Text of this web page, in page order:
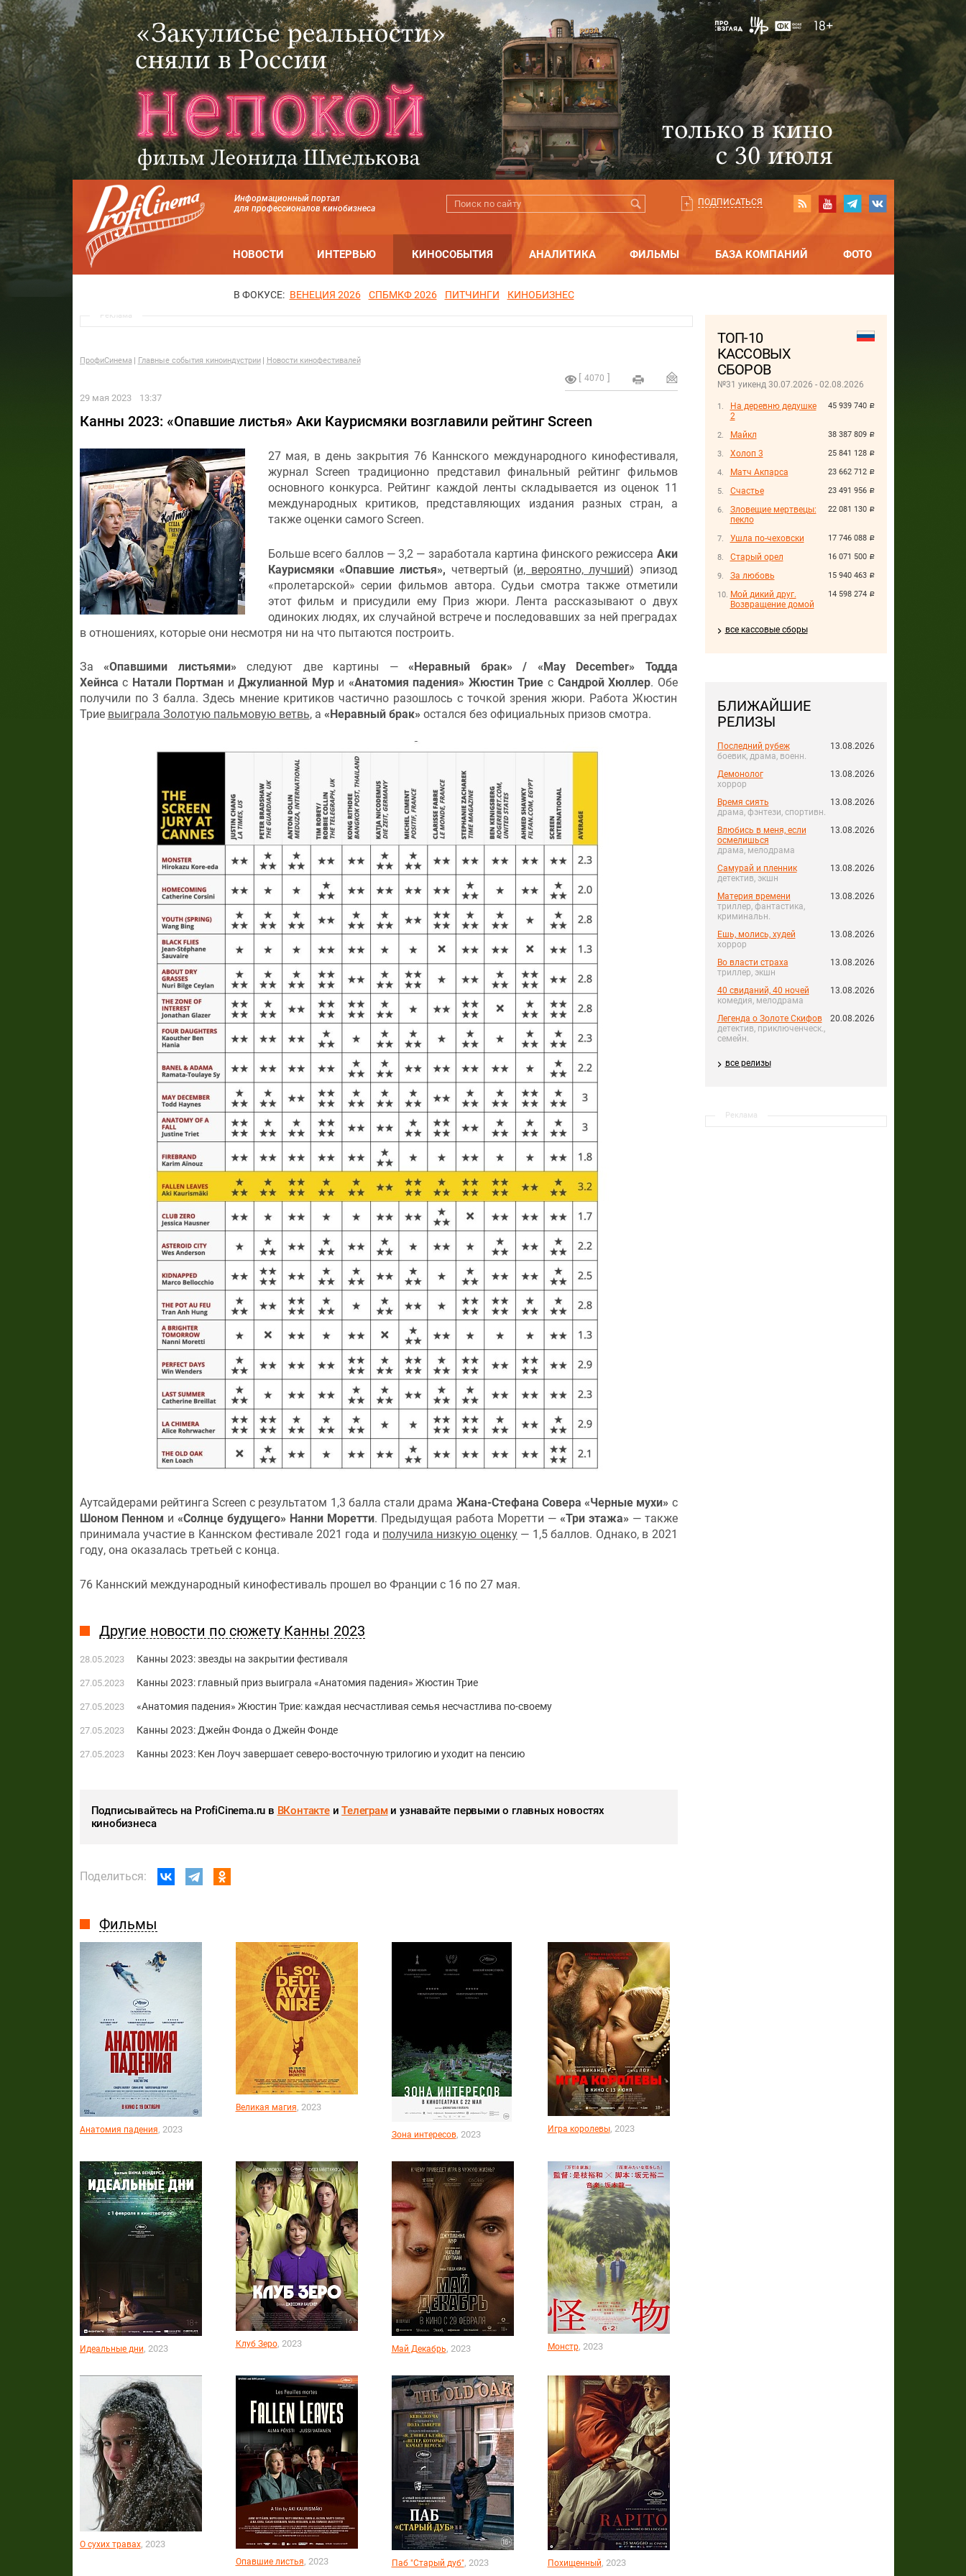
Информационный портал
для профессионалов кинобизнеса
ПОДПИСАТЬСЯ
НОВОСТИ ИНТЕРВЬЮ КИНОСОБЫТИЯ АНАЛИТИКА ФИЛЬМЫ БАЗА КОМПАНИЙ ФОТО
В ФОКУСЕ: ВЕНЕЦИЯ 2026 СПБМКФ 2026 ПИТЧИНГИ КИНОБИЗНЕС
ТОП-10
КАССОВЫХ
СБОРОВ
№31 уикенд 30.07.2026 - 02.08.2026
45 939 740 руб.
На деревню дедушке
2
38 387 809 руб.
Майкл
25 841 128 руб.
Холоп 3
23 662 712 руб.
Матч Акпарса
23 491 956 руб.
Счастье
22 081 130 руб.
Зловещие мертвецы:
пекло
17 746 088 руб.
Ушла по-чеховски
16 071 500 руб.
Старый орел
15 940 463 руб.
За любовь
14 598 274 руб.
Мой дикий друг.
Возвращение домой
все кассовые сборы
БЛИЖАЙШИЕ
РЕЛИЗЫ
Последний рубеж
боевик, драма, военн.
13.08.2026
Демонолог
хоррор
13.08.2026
Время сиять
драма, фэнтези, спортивн.
13.08.2026
Влюбись в меня, если
осмелишься
драма, мелодрама
13.08.2026
Самурай и пленник
детектив, экшн
13.08.2026
Материя времени
триллер, фантастика,
криминальн.
13.08.2026
Ешь, молись, худей
хоррор
13.08.2026
Во власти страха
триллер, экшн
13.08.2026
40 свиданий, 40 ночей
комедия, мелодрама
13.08.2026
Легенда о Золоте Скифов
детектив, приключенческ.,
семейн.
20.08.2026
все релизы
Реклама
Реклама
ПрофиСинема Главные события киноиндустрии Новости кинофестивалей
4070
29 мая 2023 13:37
Канны 2023: «Опавшие листья» Аки Каурисмяки возглавили рейтинг Screen
27 мая, в день закрытия 76 Каннского международного кинофестиваля,
журнал Screen традиционно представил финальный рейтинг фильмов
основного конкурса. Рейтинг каждой ленты складывается из оценок 11
международных критиков, представляющих издания разных стран, а
также оценки самого Screen.
Больше всего баллов — 3,2 — заработала картина финского режиссера Аки
Каурисмяки «Опавшие листья», четвертый (и, вероятно, лучший) эпизод
«пролетарской» серии фильмов автора. Судьи смотра также отметили
этот фильм и присудили ему Приз жюри. Лента рассказывают о двух
одиноких людях, их случайной встрече и последовавших за ней преградах
в отношениях, которые они несмотря ни на что пытаются построить.
За «Опавшими листьями» следуют две картины — «Неравный брак» / «May December» Тодда
Хейнса с Натали Портман иДжулианной Мури «Анатомия падения» Жюстин Трие с Сандрой Хюллер. Обе
получили по 3 балла. Здесь мнение критиков частично разошлось с точкой зрения жюри. Работа Жюстин
Трие выиграла Золотую пальмовую ветвь, а «Неравный брак» остался без официальных призов смотра.
Аутсайдерами рейтинга Screen с результатом 1,3 балла стали драма Жана-Стефана Совера «Черные мухи» с
Шоном Пенном и«Солнце будущего» Нанни Моретти. Предыдущая работа Моретти — «Три этажа» — также
принимала участие в Каннском фестивале 2021 года и получила низкую оценку— 1,5 баллов. Однако, в 2021
году, она оказалась третьей с конца.
76 Каннский международный кинофестиваль прошел во Франции с 16 по 27 мая.
Другие новости по сюжету Канны 2023
28.05.2023 Канны 2023: звезды на закрытии фестиваля
27.05.2023 Канны 2023: главный приз выиграла «Анатомия падения» Жюстин Трие
27.05.2023 «Анатомия падения» Жюстин Трие: каждая несчастливая семья несчастлива по-своему
27.05.2023 Канны 2023: Джейн Фонда о Джейн Фонде
27.05.2023 Канны 2023: Кен Лоуч завершает северо-восточную трилогию и уходит на пенсию
Подписывайтесь на ProfiCinema.ru в ВКонтактеиТелеграми узнавайте первыми о главных новостях
кинобизнеса
Поделиться:
Фильмы
Анатомия падения, 2023
Великая магия, 2023
Зона интересов, 2023 Игра королевы, 2023
Идеальные дни, 2023 Клуб Зеро, 2023 Май Декабрь, 2023 Монстр, 2023
О сухих травах, 2023
Опавшие листья, 2023 Паб "Старый дуб", 2023 Похищенный, 2023